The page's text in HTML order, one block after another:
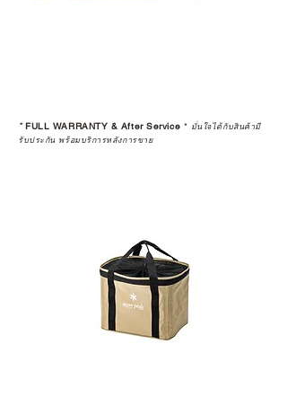
*FULL WARRANTY & After Service * มั่นใจได้กับสินค้ามี
รับประกัน พร้อมบริการหลังการขาย